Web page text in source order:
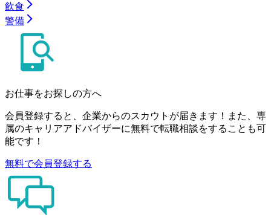
飲食
警備
お仕事をお探しの方へ
会員登録すると、企業からのスカウトが届きます！また、専
属のキャリアアドバイザーに無料で転職相談をすることも可
能です！
無料で会員登録する